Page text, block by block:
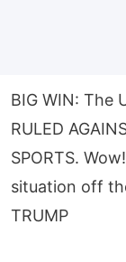
BIG WIN: The
RULED
SPORTS.
situation off
TRUMP